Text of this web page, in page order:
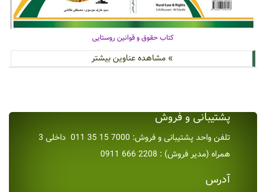
کتاب حقوق و قوانین روستایی
» مشاهده عناوین بیشتر
پشتیبانی و فروش
تلفن واحد پشتیبانی و فروش: 7000 15 35 011 داخلی 3
همراه (مدیر فروش) : 2208 666 0911
آدرس